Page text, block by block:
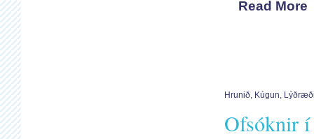
Read More
Hrunið Kúgun
Ofsóknir